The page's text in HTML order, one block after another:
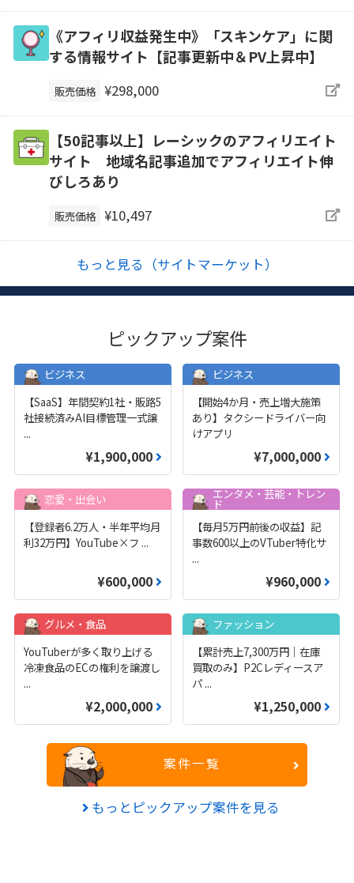
《アフィリ収益発生中》「スキンケア」に関
する情報サイト【記事更新中＆PV上昇中】
販売価格 ¥298,000
【50記事以上】レーシックのアフィリエイト
サイト 地域名記事追加でアフィリエイト伸
びしろあり
販売価格 ¥10,497
もっと見る（サイトマーケット）
ピックアップ案件
ビジネス
【SaaS】年間契約1社・販路5
社接続済みAI目標管理一式譲
...
¥1,900,000
ビジネス
【開始4か月・売上増大施策
あり】タクシードライバー向
けアプリ
¥7,000,000
恋愛・出会い
【登録者6.2万人・半年平均月
利32万円】YouTube×フ ...
¥600,000
エンタメ・芸能・トレン
ド
【毎月5万円前後の収益】記
事数600以上のVTuber特化サ
...
¥960,000
グルメ・食品
YouTuberが多く取り上げる
冷凍食品のECの権利を譲渡し
...
¥2,000,000
ファッション
【累計売上7,300万円｜在庫
買取のみ】P2Cレディースア
パ ...
¥1,250,000
案件一覧
もっとピックアップ案件を見る